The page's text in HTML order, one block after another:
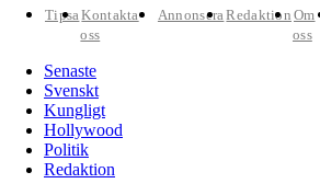
TipsaKontakta
oss
AnnonseraRedaktion Om
oss
Senaste
Svenskt
Kungligt
Hollywood
Politik
Redaktion